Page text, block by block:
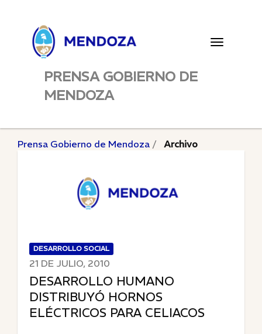
Toggle
PRENSA GOBIERNO DE
MENDOZA
Prensa Gobierno de Mendoza Archivo
DESARROLLO SOCIAL
21 DE JULIO, 2010
DESARROLLO HUMANO
DISTRIBUYÓ HORNOS
ELÉCTRICOS PARA CELIACOS